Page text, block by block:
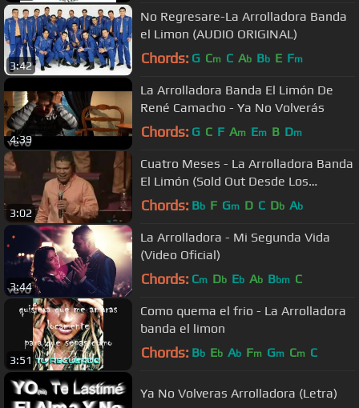
3:42
No Regresare-La Arrolladora Banda
el Limon (AUDIO ORIGINAL)
Chords: G Cm C Ab Bb E Fm
4:39
La Arrolladora Banda El Limón De
René Camacho - Ya No Volverás
Chords: G C F Am Em B Dm
3:02
Cuatro Meses - La Arrolladora Banda
El Limón (Sold Out Desde Los
Angeles)
Chords: Bb F Gm D C Db Ab
3:44
La Arrolladora - Mi Segunda Vida
(Video Oficial)
Chords: Cm Db Eb Ab Bbm C
3:51
Como quema el frio - La Arrolladora
banda el limon
Chords: Bb Eb Ab Fm Gm Cm C
Ya No Volveras Arrolladora (Letra)